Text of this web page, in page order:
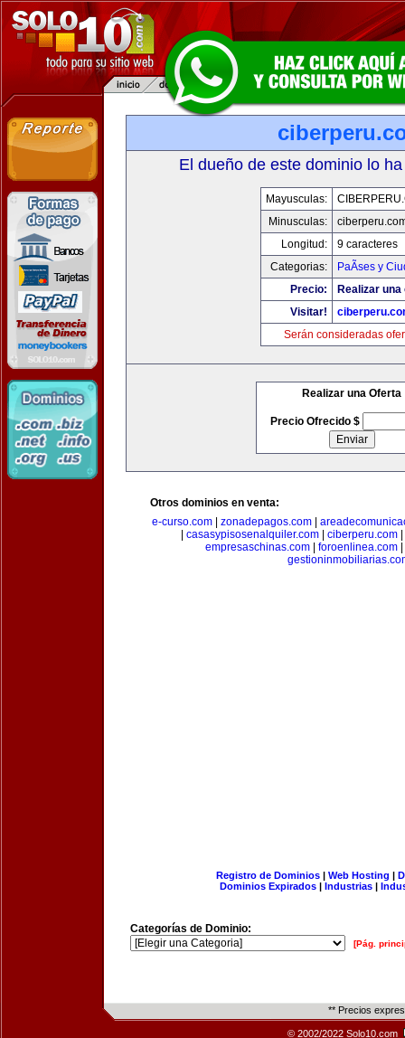
El dueño de este dominio lo
Mayusculas:
Minusculas:
Longitud:
9 caracteres
Categorias:
PaÃ­ses y
Precio:
Realizar
Visitar!
Serán consideradas
Realizar una Oferta
Precio Ofrecido $
Otros dominios en venta:
e-curso.com| zonadepagos.com|
casasypisosenalquiler.com ciberperu.com
empresaschinas.com| foroenlinea.com|
Registro de Dominios| Web Hosting |
Dominios Expirados | Industrias |
Categorías de Dominio:
[Pág.
** Precios
© 2002/2022 Solo10.com